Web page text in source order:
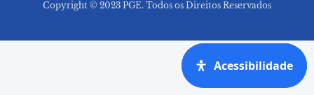
Copyright © 2023 PGE. Todos os Direitos Reservados
Acessibilidade
Acessibilidade